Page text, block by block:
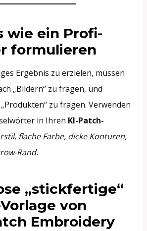
wie ein Profi-
formulieren
Ergebnis zu erzielen, müssen
„Bildern“ zu fragen, und
zu fragen. Verwenden
in Ihren KI-Patch-
flache Farbe, dicke Konturen,
Rand.
„stickfertige“
von
Embroidery